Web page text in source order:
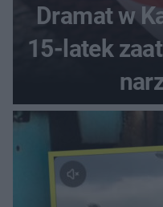
Dramat w
15-latek